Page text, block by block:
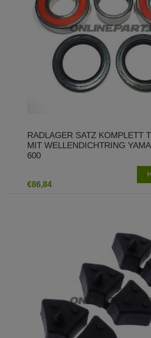
RADLAGER SATZ KOMPLETT
MIT WELLENDICHTRING
600
€86,84